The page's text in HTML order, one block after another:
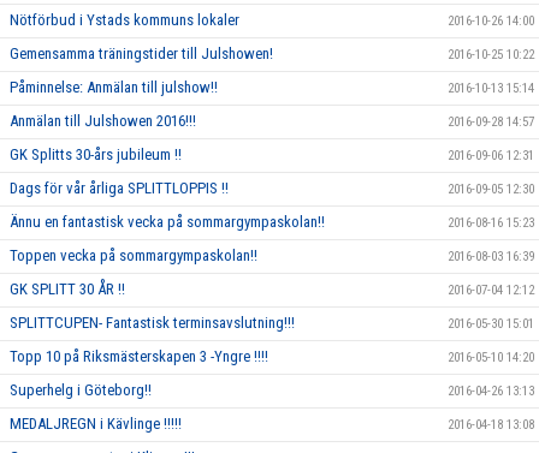
Nötförbud i Ystads kommuns lokaler 2016-10-26 14:00
Gemensamma träningstider till Julshowen! 2016-10-25 10:22
Påminnelse: Anmälan till julshow!! 2016-10-13 15:14
Anmälan till Julshowen 2016!!! 2016-09-28 14:57
GK Splitts 30-års jubileum !! 2016-09-06 12:31
Dags för vår årliga SPLITTLOPPIS !! 2016-09-05 12:30
Ännu en fantastisk vecka på sommargympaskolan!! 2016-08-16 15:23
Toppen vecka på sommargympaskolan!! 2016-08-03 16:39
GK SPLITT 30 ÅR !! 2016-07-04 12:12
SPLITTCUPEN- Fantastisk terminsavslutning!!! 2016-05-30 15:01
Topp 10 på Riksmästerskapen 3 -Yngre !!!! 2016-05-10 14:20
Superhelg i Göteborg!! 2016-04-26 13:13
MEDALJREGN i Kävlinge !!!!! 2016-04-18 13:08